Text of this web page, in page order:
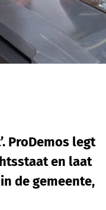
ProDemos legt
en laat
de gemeente,